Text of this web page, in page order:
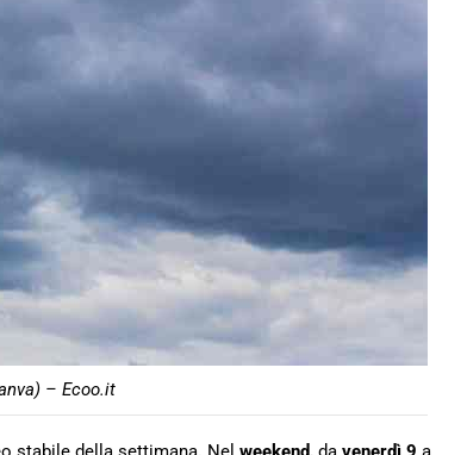
– Ecoo.it